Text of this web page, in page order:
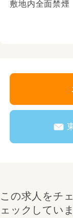
敷地内全面禁煙
この求人をチ
ェックしていま